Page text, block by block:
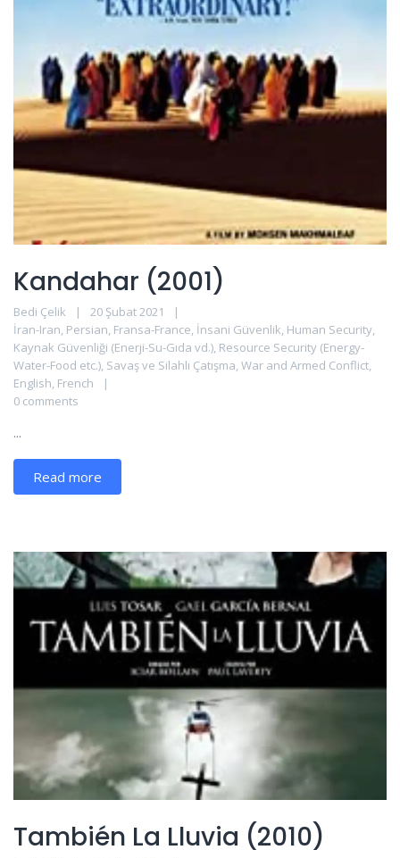
Kandahar (2001)
Bedi Çelik
20 Şubat 2021
İran-Iran, Persian, Fransa-France, İnsani Güvenlik, Human Security,
Kaynak Güvenliği (Enerji-Su-Gıda vd.), Resource Security (Energy-
Water-Food etc.), Savaş ve Silahlı Çatışma, War and Armed Conflict,
English, French
0 comments
...
Read more
También La Lluvia (2010)